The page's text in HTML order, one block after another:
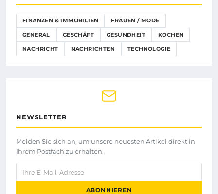
FINANZEN & IMMOBILIEN FRAUEN / MODE
GENERAL GESCHÄFT GESUNDHEIT KOCHEN
NACHRICHT NACHRICHTEN TECHNOLOGIE
NEWSLETTER
Melden Sie sich an, um unsere neuesten Artikel direkt in
Ihrem Postfach zu erhalten.
Ihre E-Mail-Adresse
ABONNIEREN